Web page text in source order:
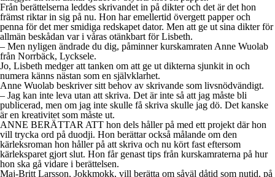
Från berättelserna leddes skrivandet in på dikter och det är det hon
främst riktar in sig på nu. Hon har emellertid övergett papper och
penna för det mer smidiga redskapet dator. Men att ge ut sina dikter för
allmän beskådan var i våras otänkbart för Lisbeth.
– Men nyligen ändrade du dig, påminner kurskamraten Anne Wuolab
från Norrbäck, Lycksele.
Jo, Lisbeth medger att tanken om att ge ut dikterna sjunkit in och
numera känns nästan som en självklarhet.
Anne Wuolab beskriver sitt behov av skrivande som livsnödvändigt.
– Jag kan inte leva utan att skriva. Det är inte så att jag måste bli
publicerad, men om jag inte skulle få skriva skulle jag dö. Det kanske
är en kreativitet som måste ut.
ANNE BERÄTTAR ATT hon dels håller på med ett projekt där hon
vill trycka ord på duodji. Hon berättar också målande om den
kärleksroman hon håller på att skriva och nu kört fast eftersom
kärleksparet gjort slut. Hon får genast tips från kurskamraterna på hur
hon ska gå vidare i berättelsen.
Maj-Britt Larsson, Jokkmokk, vill berätta om såväl dåtid som nutid, på